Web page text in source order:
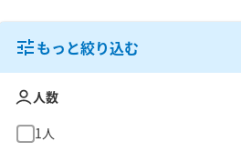
もっと絞り込む
人数
1人